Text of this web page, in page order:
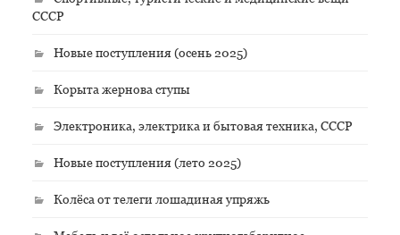
СССР
Новые поступления (осень 2025)
Корыта жернова ступы
Электроника, электрика и бытовая техника, СССР
Новые поступления (лето 2025)
Колёса от телеги лошадиная упряжь